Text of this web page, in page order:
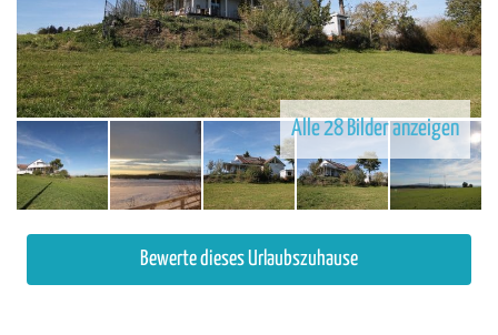
Alle 28 Bilder anzeigen
Bewerte dieses Urlaubszuhause